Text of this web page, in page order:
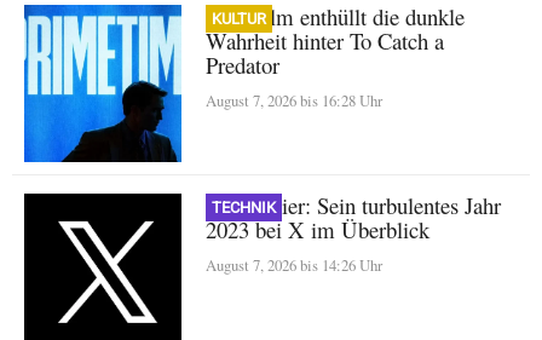
KULTUR
A24-Film enthüllt die dunkle
Wahrheit hinter To Catch a
Predator
August 7, 2026 bis 16:28 Uhr
TECHNIK
Nikita Bier: Sein turbulentes Jahr
2023 bei X im Überblick
August 7, 2026 bis 14:26 Uhr